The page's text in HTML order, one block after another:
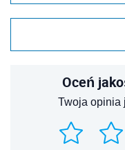
Oceń
Twoja opinia